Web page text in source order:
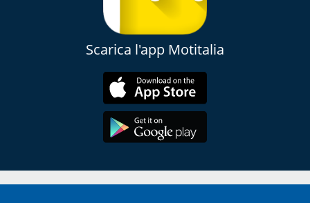
Scarica l'app Motitalia